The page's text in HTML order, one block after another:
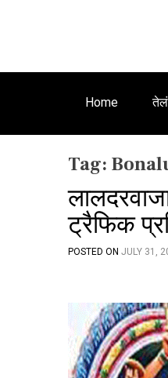
Home
Tag:
ट्रैफिक
POSTED ON JULY 31,